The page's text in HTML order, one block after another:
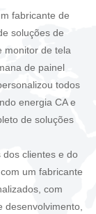
fabricante de
soluções de
monitor de tela
de painel
todos
energia CA e
de soluções
dos clientes e do
um fabricante
com
desenvolvimento,